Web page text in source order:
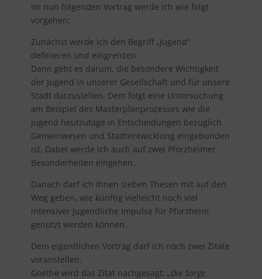
Im nun folgenden Vortrag werde ich wie folgt
vorgehen:
Zunächst werde ich den Begriff „Jugend“
definieren und eingrenzen.
Dann geht es darum, die besondere Wichtigkeit
der Jugend in unserer Gesellschaft und für unsere
Stadt darzustellen. Dem folgt eine Untersuchung
am Beispiel des Masterplanprozesses wie die
Jugend heutzutage in Entscheidungen bezüglich
Gemeinwesen und Stadtentwicklung eingebunden
ist. Dabei werde ich auch auf zwei Pforzheimer
Besonderheiten eingehen.
Danach darf ich Ihnen sieben Thesen mit auf den
Weg geben, wie künftig vielleicht noch viel
intensiver jugendliche Impulse für Pforzheim
genutzt werden können.
Dem eigentlichen Vortrag darf ich noch zwei Zitate
voranstellen.
Goethe wird das Zitat nachgesagt: „Die Sorge